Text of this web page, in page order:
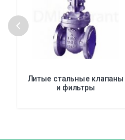
Литые стальные клапаны
и фильтры